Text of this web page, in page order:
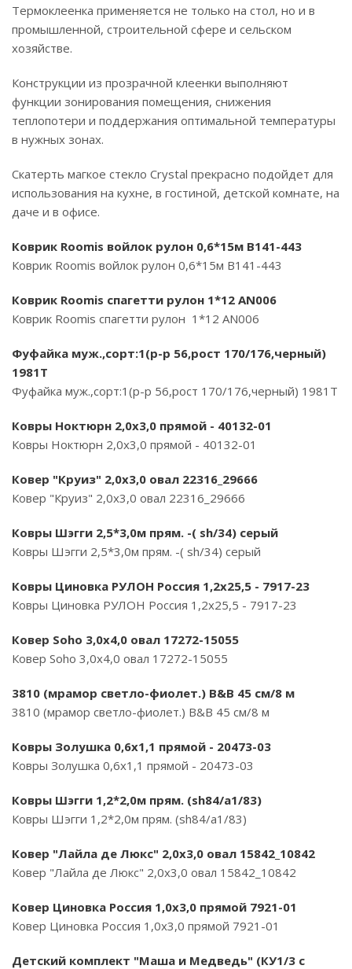
Термоклеенка применяется не только на стол, но и в
промышленной, строительной сфере и сельском
хозяйстве.
Конструкции из прозрачной клеенки выполняют
функции зонирования помещения, снижения
теплопотери и поддержания оптимальной температуры
в нужных зонах.
Скатерть магкое стекло Crystal прекрасно подойдет для
использования на кухне, в гостиной, детской комнате, на
даче и в офисе.
Коврик Roomis войлок рулон 0,6*15м B141-443
Коврик Roomis войлок рулон 0,6*15м B141-443
Коврик Roomis спагетти рулон 1*12 AN006
Коврик Roomis спагетти рулон 1*12 AN006
Фуфайка муж.,сорт:1(р-р 56,рост 170/176,черный)
1981Т
Фуфайка муж.,сорт:1(р-р 56,рост 170/176,черный) 1981Т
Ковры Ноктюрн 2,0х3,0 прямой - 40132-01
Ковры Ноктюрн 2,0х3,0 прямой - 40132-01
Ковер "Круиз" 2,0х3,0 овал 22316_29666
Ковер "Круиз" 2,0х3,0 овал 22316_29666
Ковры Шэгги 2,5*3,0м прям. -( sh/34) серый
Ковры Шэгги 2,5*3,0м прям. -( sh/34) серый
Ковры Циновка РУЛОН Россия 1,2х25,5 - 7917-23
Ковры Циновка РУЛОН Россия 1,2х25,5 - 7917-23
Ковер Soho 3,0х4,0 овал 17272-15055
Ковер Soho 3,0х4,0 овал 17272-15055
3810 (мрамор светло-фиолет.) B&B 45 см/8 м
3810 (мрамор светло-фиолет.) B&B 45 см/8 м
Ковры Золушка 0,6х1,1 прямой - 20473-03
Ковры Золушка 0,6х1,1 прямой - 20473-03
Ковры Шэгги 1,2*2,0м прям. (sh84/a1/83)
Ковры Шэгги 1,2*2,0м прям. (sh84/a1/83)
Ковер "Лайла де Люкс" 2,0х3,0 овал 15842_10842
Ковер "Лайла де Люкс" 2,0х3,0 овал 15842_10842
Ковер Циновка Россия 1,0х3,0 прямой 7921-01
Ковер Циновка Россия 1,0х3,0 прямой 7921-01
Детский комплект "Маша и Медведь" (КУ1/3 с